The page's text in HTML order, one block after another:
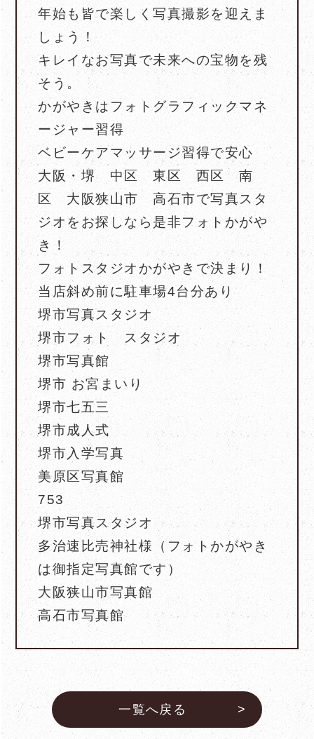
年始も皆で楽しく写真撮影を迎えま
しょう！
キレイなお写真で未来への宝物を残
そう。
かがやきはフォトグラフィックマネ
ージャー習得
ベビーケアマッサージ習得で安心
大阪・堺 中区 東区 西区 南
区 大阪狭山市 高石市で写真スタ
ジオをお探しなら是非フォトかがや
き！
フォトスタジオかがやきで決まり！
当店斜め前に駐車場4台分あり
堺市写真スタジオ
堺市フォト スタジオ
堺市写真館
堺市 お宮まいり
堺市七五三
堺市成人式
堺市入学写真
美原区写真館
753
堺市写真スタジオ
多治速比売神社様（フォトかがやき
は御指定写真館です）
大阪狭山市写真館
高石市写真館
一覧へ戻る